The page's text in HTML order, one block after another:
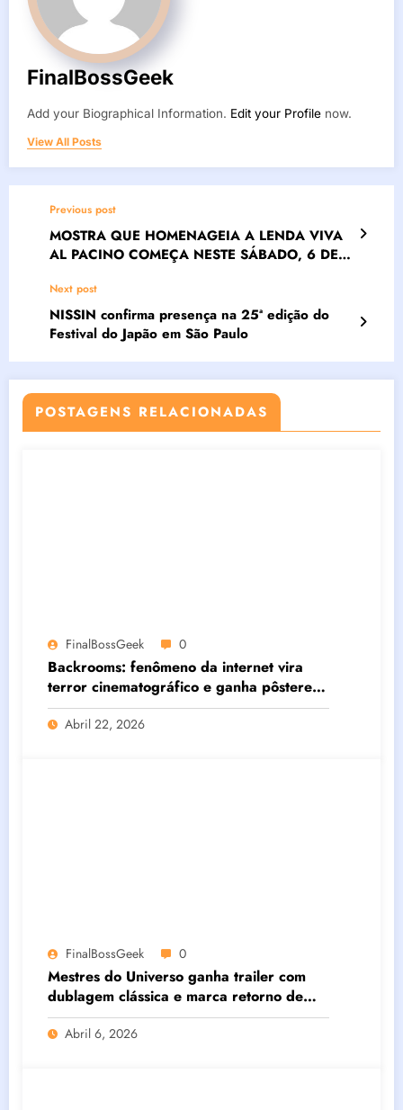
FinalBossGeek
Add your Biographical Information. Edit your Profile now.
View All Posts
Previous post
MOSTRA QUE HOMENAGEIA A LENDA VIVA
AL PACINO COMEÇA NESTE SÁBADO, 6 DE
BRASIL, EM SÃO PAULO
Next post
NISSIN confirma presença na 25ª edição do
Festival do Japão em São Paulo
POSTAGENS RELACIONADAS
FinalBossGeek 0
Backrooms: fenômeno da internet vira
terror cinematográfico e ganha pôsteres
oficiais
Abril 22, 2026
FinalBossGeek 0
Mestres do Universo ganha trailer com
dublagem clássica e marca retorno de
Garcia Júnior como He-Man
Abril 6, 2026